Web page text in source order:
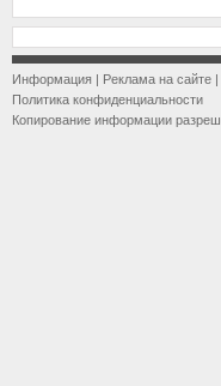
Информация | Реклама на сайте |
Политика конфиденциальности
Копирование информации